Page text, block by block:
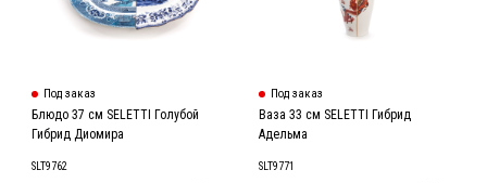
Под заказ
Блюдо 37 см SELETTI Голубой
Гибрид Диомира
SLT9762
Под заказ
Ваза 33 см SELETTI Гибрид
Адельма
SLT9771